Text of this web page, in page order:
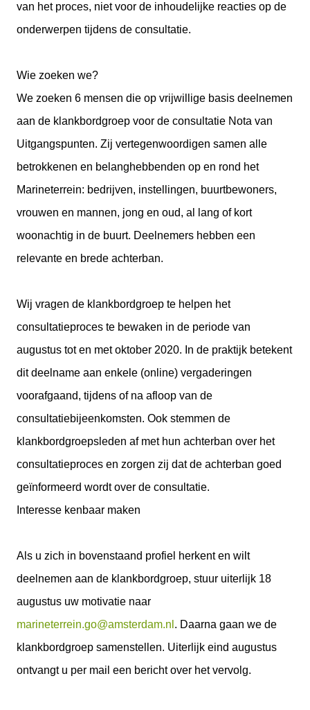
van het proces, niet voor de inhoudelijke reacties op de
onderwerpen tijdens de consultatie.
Wie zoeken we?
We zoeken 6 mensen die op vrijwillige basis deelnemen
aan de klankbordgroep voor de consultatie Nota van
Uitgangspunten. Zij vertegenwoordigen samen alle
betrokkenen en belanghebbenden op en rond het
Marineterrein: bedrijven, instellingen, buurtbewoners,
vrouwen en mannen, jong en oud, al lang of kort
woonachtig in de buurt. Deelnemers hebben een
relevante en brede achterban.
Wij vragen de klankbordgroep te helpen het
consultatieproces te bewaken in de periode van
augustus tot en met oktober 2020. In de praktijk betekent
dit deelname aan enkele (online) vergaderingen
voorafgaand, tijdens of na afloop van de
consultatiebijeenkomsten. Ook stemmen de
klankbordgroepsleden af met hun achterban over het
consultatieproces en zorgen zij dat de achterban goed
geïnformeerd wordt over de consultatie.
Interesse kenbaar maken
Als u zich in bovenstaand profiel herkent en wilt
deelnemen aan de klankbordgroep, stuur uiterlijk 18
augustus uw motivatie naar
marineterrein.go@amsterdam.nl . Daarna gaan we de
klankbordgroep samenstellen. Uiterlijk eind augustus
ontvangt u per mail een bericht over het vervolg.